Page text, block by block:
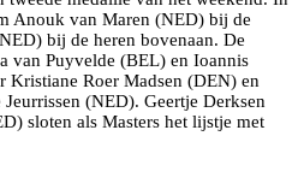
Anouk van Maren (NED) bij de
bij de heren bovenaan. De
van Puyvelde (BEL) en Ioannis
Kristiane Roer Madsen (DEN) en
(NED). Geertje Derksen
sloten als Masters het lijstje met